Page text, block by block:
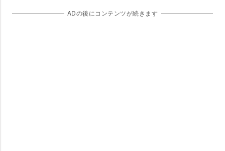
ADの後にコンテンツが続きます